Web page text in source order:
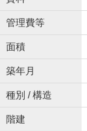
管理費等
面積
築年月
種別 / 構造
階建